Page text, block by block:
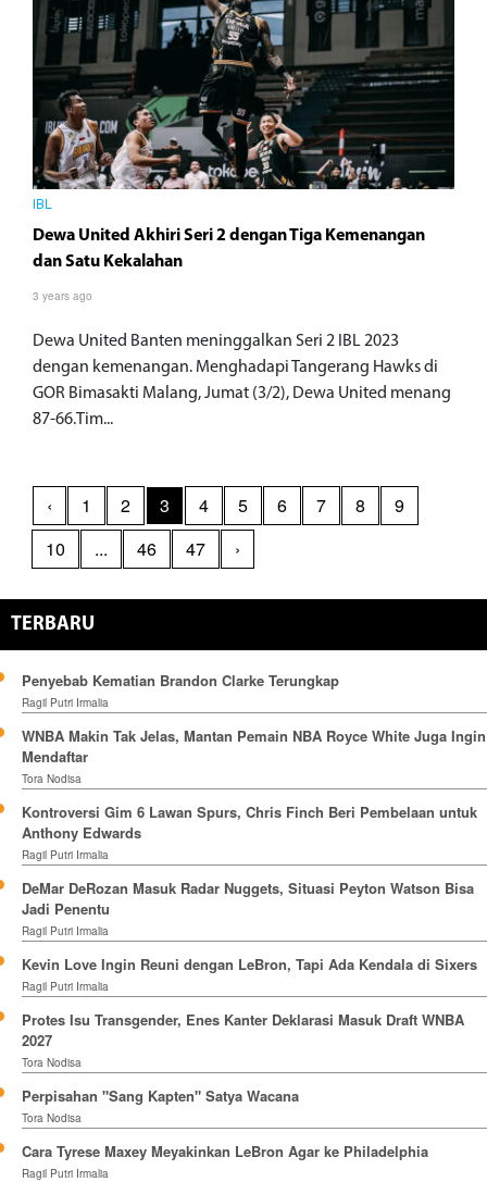
IBL
Dewa United Akhiri Seri 2 dengan Tiga Kemenangan
dan Satu Kekalahan
3 years ago
Dewa United Banten meninggalkan Seri 2 IBL 2023
dengan kemenangan. Menghadapi Tangerang Hawks di
GOR Bimasakti Malang, Jumat (3/2), Dewa United menang
87-66.Tim...
‹ 1 2 3 4 5 6 7 8
9
10
... 46 47 ›
TERBARU
Penyebab Kematian Brandon Clarke Terungkap
Ragil Putri Irmalia
WNBA Makin Tak Jelas, Mantan Pemain NBA Royce White Juga Ingin
Mendaftar
Tora Nodisa
Kontroversi Gim 6 Lawan Spurs, Chris Finch Beri Pembelaan untuk
Anthony Edwards
Ragil Putri Irmalia
DeMar DeRozan Masuk Radar Nuggets, Situasi Peyton Watson Bisa
Jadi Penentu
Ragil Putri Irmalia
Kevin Love Ingin Reuni dengan LeBron, Tapi Ada Kendala di Sixers
Ragil Putri Irmalia
Protes Isu Transgender, Enes Kanter Deklarasi Masuk Draft WNBA
2027
Tora Nodisa
Perpisahan "Sang Kapten" Satya Wacana
Tora Nodisa
Cara Tyrese Maxey Meyakinkan LeBron Agar ke Philadelphia
Ragil Putri Irmalia